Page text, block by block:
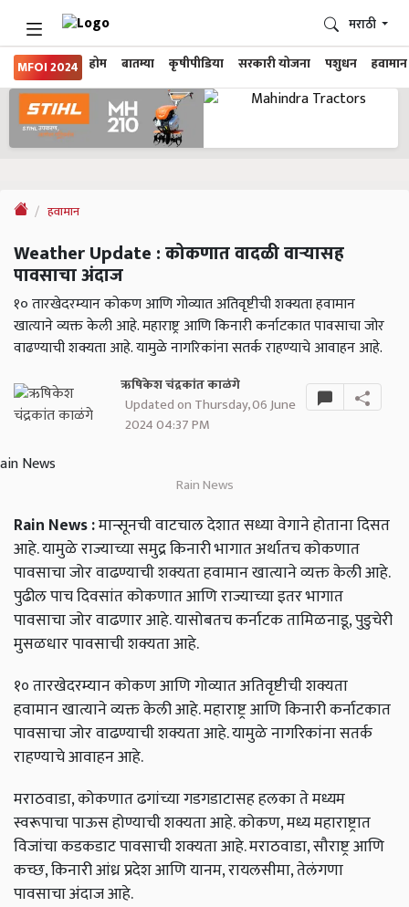
MFOI 2024 होम बातम्या कृषीपीडिया सरकारी योजना पशुधन हवामान
मराठी
हवामान
Weather Update : कोकणात वादळी वाऱ्यासह
पावसाचा अंदाज
१० तारखेदरम्यान कोकण आणि गोव्यात अतिवृष्टीची शक्यता हवामान
खात्याने व्यक्त केली आहे. महाराष्ट्र आणि किनारी कर्नाटकात पावसाचा जोर
वाढण्याची शक्यता आहे. यामुळे नागरिकांना सतर्क राहण्याचे आवाहन आहे.
ऋषिकेश चंद्रकांत काळंगे
Updated on Thursday, 06 June
2024 04:37 PM
Rain News
Rain News :मान्सूनची वाटचाल देशात सध्या वेगाने होताना दिसत
आहे. यामुळे राज्याच्या समुद्र किनारी भागात अर्थातच कोकणात
पावसाचा जोर वाढण्याची शक्यता हवामान खात्याने व्यक्त केली आहे.
पुढील पाच दिवसांत कोकणात आणि राज्याच्या इतर भागात
पावसाचा जोर वाढणार आहे. यासोबतच कर्नाटक तामिळनाडू, पुडुचेरी
मुसळधार पावसाची शक्यता आहे.
१० तारखेदरम्यान कोकण आणि गोव्यात अतिवृष्टीची शक्यता
हवामान खात्याने व्यक्त केली आहे. महाराष्ट्र आणि किनारी कर्नाटकात
पावसाचा जोर वाढण्याची शक्यता आहे. यामुळे नागरिकांना सतर्क
राहण्याचे आवाहन आहे.
मराठवाडा, कोकणात ढगांच्या गडगडाटासह हलका ते मध्यम
स्वरूपाचा पाऊस होण्याची शक्यता आहे. कोकण, मध्य महाराष्ट्रात
विजांचा कडकडाट पावसाची शक्यता आहे. मराठवाडा, सौराष्ट्र आणि
कच्छ, किनारी आंध्र प्रदेश आणि यानम, रायलसीमा, तेलंगणा
पावसाचा अंदाज आहे.